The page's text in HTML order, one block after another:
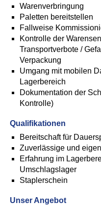
Warenverbringung
Paletten bereitstellen
Fallweise
Kontrolle der
Transportverbote /
Verpackung
Umgang mit mobilen
Lagerbereich
Dokumentation der
Kontrolle)
Qualifikationen
Bereitschaft für
Zuverlässige und
Erfahrung im
Umschlagslager
Staplerschein
Unser Angebot